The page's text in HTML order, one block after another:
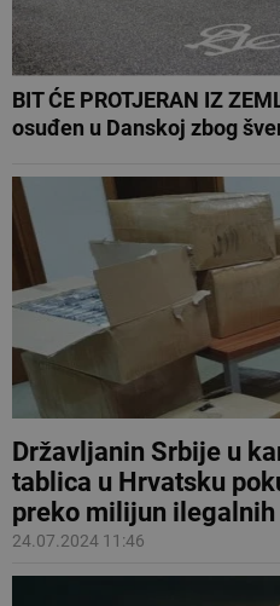
BIT ĆE PROTJERAN IZ
osuđen u Danskoj zbog
Državljanin Srbije u
tablica u Hrvatsku
preko milijun
24.07.2024 11:46